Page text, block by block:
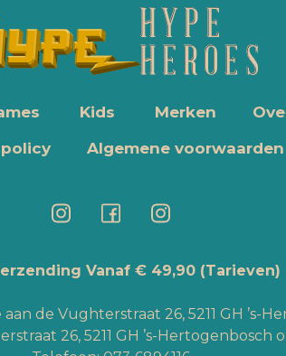
Kids Merken
Algemene voorwaarden
Vanaf € 49,90 (Tarieven)
de Vughterstraat 26, 5211 GH ’s-
26, 5211 GH ’s-Hertogenbosch